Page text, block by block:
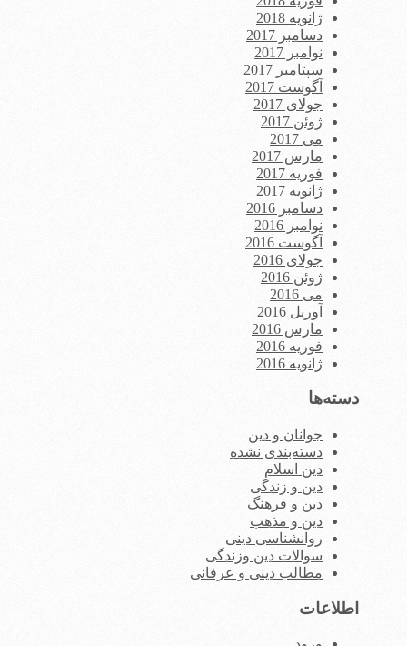
ژانویه 2018
دسامبر 2017
نوامبر 2017
سپتامبر 2017
آگوست 2017
جولای 2017
ژوئن 2017
می 2017
مارس 2017
فوریه 2017
ژانویه 2017
دسامبر 2016
نوامبر 2016
آگوست 2016
جولای 2016
ژوئن 2016
می 2016
آوریل 2016
مارس 2016
فوریه 2016
ژانویه 2016
دسته‌ها
جوانان و دین
دسته‌بندی نشده
دین اسلام
دین و زندگی
دین و فرهنگ
دین و مذهب
روانشناسی دینی
سوالات دین وزندگی
مطالب دینی و عرفانی
اطلاعات